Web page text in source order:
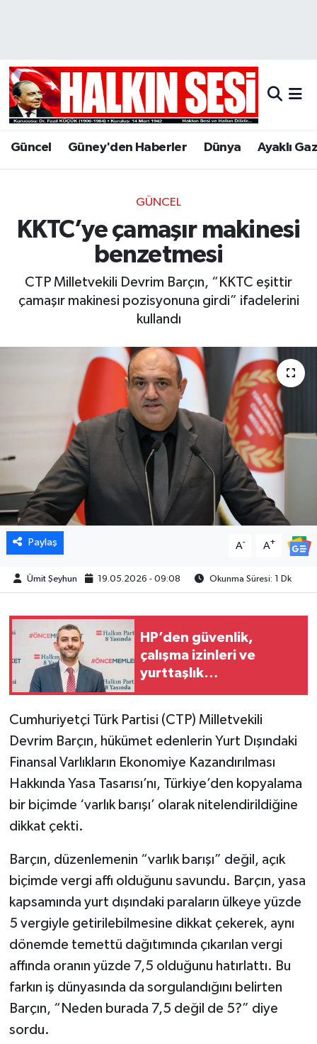
Güncel Güney'den Haberler Dünya Ayaklı
GÜNCEL
KKTC’ye çamaşır makinesi
benzetmesi
CTP Milletvekili Devrim Barçın, “KKTC eşittir
çamaşır makinesi pozisyonuna girdi” ifadelerini
kullandı
Paylaş A- A+
Ümit Şeyhun 19.05.2026 - 09:08 Okunma Süresi: 1 Dk
HP’den güvenlik,
çalışma izinleri ve
yurttaşlık
Cumhuriyetçi Türk Partisi (CTP) Milletvekili
Devrim Barçın, hükümet edenlerin Yurt Dışındaki
Finansal Varlıkların Ekonomiye Kazandırılması
Hakkında Yasa Tasarısı’nı, Türkiye’den kopyalama
bir biçimde ‘varlık barışı’ olarak nitelendirildiğine
dikkat çekti.
Barçın, düzenlemenin “varlık barışı” değil, açık
biçimde vergi affı olduğunu savundu. Barçın, yasa
kapsamında yurt dışındaki paraların ülkeye yüzde
5 vergiyle getirilebilmesine dikkat çekerek, aynı
dönemde temettü dağıtımında çıkarılan vergi
affında oranın yüzde 7,5 olduğunu hatırlattı. Bu
farkın iş dünyasında da sorgulandığını belirten
Barçın, “Neden burada 7,5 değil de 5?” diye
sordu.
Hava Durumu
Trafik Durumu
Son Dakika Haberleri